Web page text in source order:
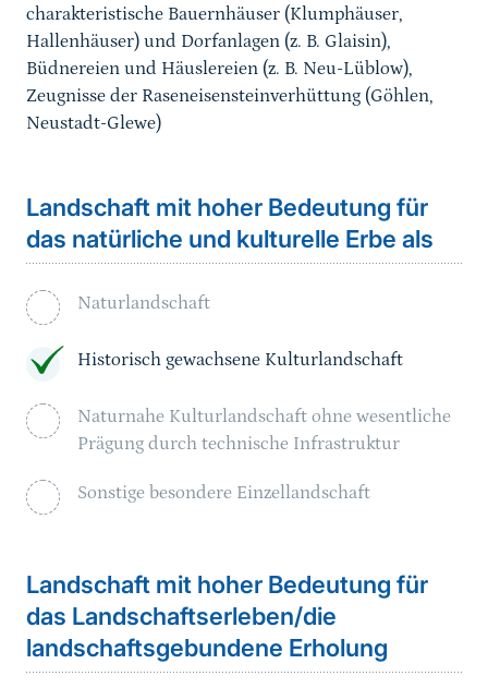
charakteristische Bauernhäuser (Klumphäuser,
Hallenhäuser) und Dorfanlagen (z. B. Glaisin),
Büdnereien und Häuslereien (z. B. Neu-Lüblow),
Zeugnisse der Raseneisensteinverhüttung (Göhlen,
Neustadt-Glewe)
Landschaft mit hoher Bedeutung für
das natürliche und kulturelle Erbe als
Naturlandschaft
Historisch gewachsene Kulturlandschaft
Naturnahe Kulturlandschaft ohne wesentliche
Prägung durch technische Infrastruktur
Sonstige besondere Einzellandschaft
Landschaft mit hoher Bedeutung für
das Landschaftserleben/die
landschaftsgebundene Erholung